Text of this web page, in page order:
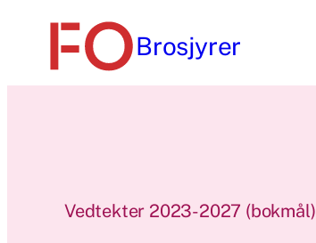
Hopp
innhold
Brosjyrer
Vedtekter 2023-2027 (bokmål)